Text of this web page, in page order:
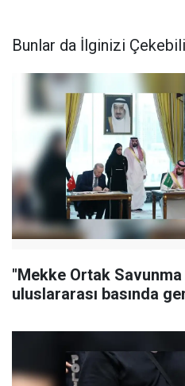
Bunlar da İlginizi
"Mekke Ortak Savunma
uluslararası basında